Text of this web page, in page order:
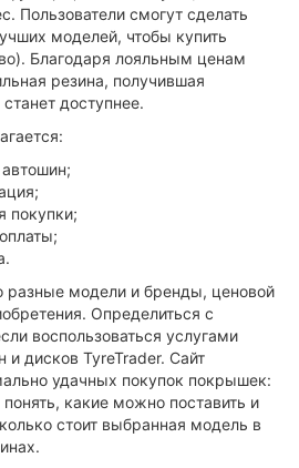
Пользователи смогут сделать
моделей, чтобы купить
Благодаря лояльным ценам
резина, получившая
доступнее.
покупки;
разные модели и бренды, ценовой
Определиться с
воспользоваться услугами
дисков TyreTrader. Сайт
удачных покупок покрышек:
какие можно поставить и
стоит выбранная модель в